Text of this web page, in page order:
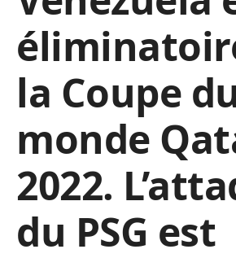
la Coupe
monde
2022.
du PSG est